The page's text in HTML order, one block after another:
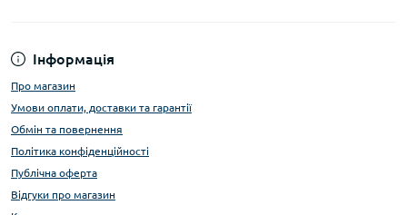
Інформація
Про магазин
Умови оплати, доставки та гарантії
Обмін та повернення
Політика конфіденційності
Публічна оферта
Відгуки про магазин